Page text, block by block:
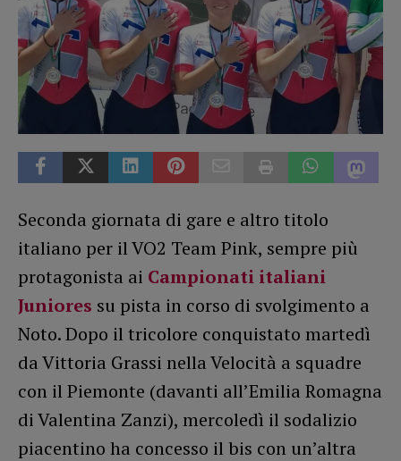
Seconda giornata di gare e altro titolo
italiano per il VO2 Team Pink, sempre più
protagonista ai Campionati italiani
Juniores su pista in corso di svolgimento a
Noto. Dopo il tricolore conquistato martedì
da Vittoria Grassi nella Velocità a squadre
con il Piemonte (davanti all’Emilia Romagna
di Valentina Zanzi), mercoledì il sodalizio
piacentino ha concesso il bis con un’altra